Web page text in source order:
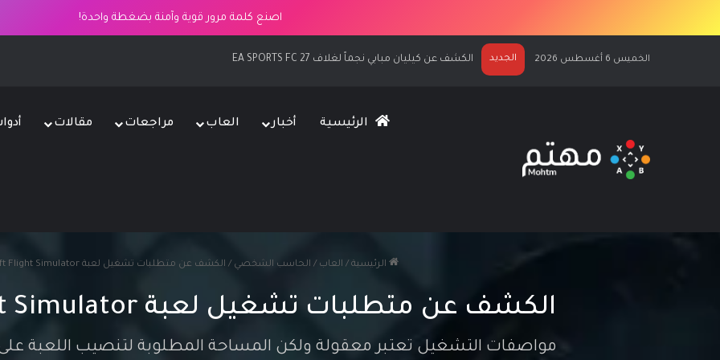
اصنع كلمة مرور قوية وآمنة بضغطة واحدة!
الخميس 6 أغسطس 2026 الجديد مراجعة وتقييم لعبة Assassin’s Creed Black Flag Resynced
الرئيسية أخبار العاب مراجعات مقالات
الرئيسية / العاب / الحاسب الشخصي / الكشف عن متطلبات تشغيل لعبة Microsoft Flight Simulator
الكشف عن متطلبات تشغيل لعبة Microsoft Flight Simulator
مواصفات التشغيل تعتبر معقولة ولكن المساحة المطلوبة لتنصيب اللعبة على الحاسب